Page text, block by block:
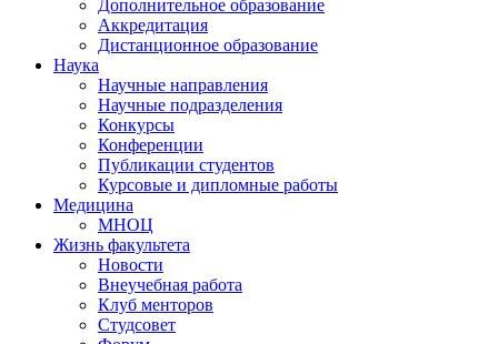
Дополнительное образование
Аккредитация
Дистанционное образование
Наука
Научные направления
Научные подразделения
Конкурсы
Конференции
Публикации студентов
Курсовые и дипломные работы
Медицина
МНОЦ
Жизнь факультета
Новости
Внеучебная работа
Клуб менторов
Студсовет